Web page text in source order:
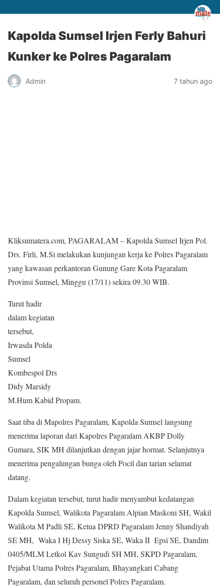
Kapolda Sumsel Irjen Ferly Bahuri
Kunker ke Polres Pagaralam
Admin 7 tahun ago
Kliksumatera.com, PAGARALAM – Kapolda Sumsel Irjen Pol.
Drs. Firli, M.Si melakukan kunjungan kerja ke Polres Pagaralam
yang kawasan perkantoran Gunung Gare Kota Pagaralam
Provinsi Sumsel, Minggu (17/11) sekira 09.30 WIB.
Turut hadir
dalam kegiatan
tersebut,
Irwasda Polda
Sumsel
Kombespol Drs
Didy Marsidy
M.Hum Kabid Propam.
Saat tiba di Mapolres Pagaralam, Kapolda Sumsel langsung
menerima laporan dari Kapolres Pagaralam AKBP Dolly
Gumara, SIK MH dilanjutkan dengan jajar hormat. Selanjutnya
menerima pengalungan bunga oleh Pocil dan tarian selamat
datang.
Dalam kegiatan tersebut, turut hadir menyambut kedatangan
Kapolda Sumsel, Walikota Pagaralam Alpian Maskoni SH, Wakil
Walikota M Padli SE, Ketua DPRD Pagaralam Jenny Shandiyah
SE MH, Waka I Hj Dessy Siska SE, Waka II Epsi SE, Dandim
0405/MLM Letkol Kav Sungudi SH MH, SKPD Pagaralam,
Pejabat Utama Polres Pagaralam, Bhayangkari Cabang
Pagaralam, dan seluruh personel Polres Pagaralam.